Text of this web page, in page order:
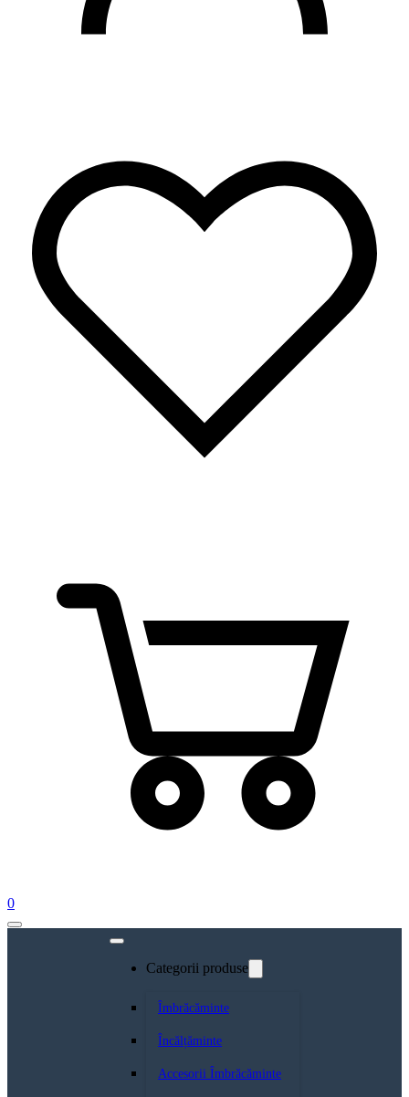
0
Categorii produse
Îmbrăcăminte
Încălțăminte
Accesorii Îmbrăcăminte